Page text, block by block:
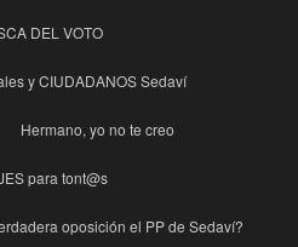
DEL VOTO
y CIUDADANOS Sedaví
Hermano, yo no te creo
para tont@s
oposición el PP de Sedaví?